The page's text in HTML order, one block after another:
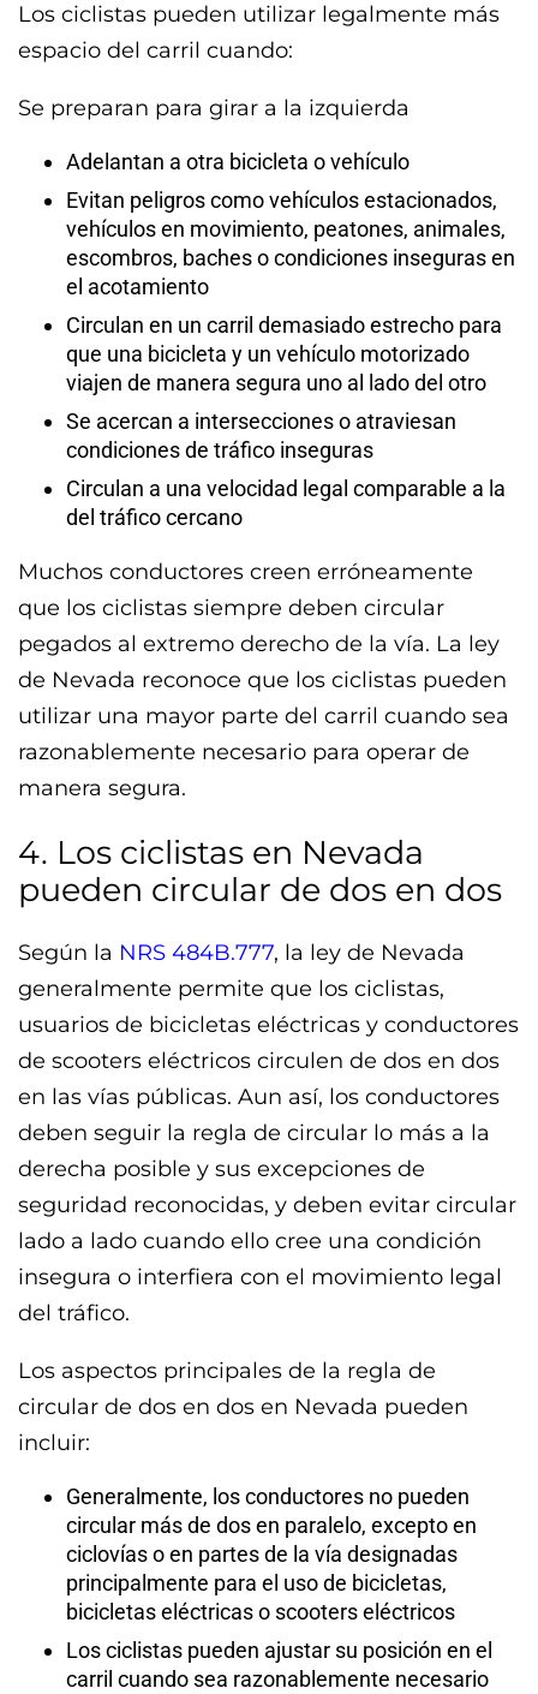
Los ciclistas pueden utilizar legalmente más
espacio del carril cuando:
Se preparan para girar a la izquierda
Adelantan a otra bicicleta o vehículo
Evitan peligros como vehículos estacionados,
vehículos en movimiento, peatones, animales,
escombros, baches o condiciones inseguras en
el acotamiento
Circulan en un carril demasiado estrecho para
que una bicicleta y un vehículo motorizado
viajen de manera segura uno al lado del otro
Se acercan a intersecciones o atraviesan
condiciones de tráfico inseguras
Circulan a una velocidad legal comparable a la
del tráfico cercano
Muchos conductores creen erróneamente
que los ciclistas siempre deben circular
pegados al extremo derecho de la vía. La ley
de Nevada reconoce que los ciclistas pueden
utilizar una mayor parte del carril cuando sea
razonablemente necesario para operar de
manera segura.
4. Los ciclistas en Nevada
pueden circular de dos en dos
Según la NRS 484B.777, la ley de Nevada
generalmente permite que los ciclistas,
usuarios de bicicletas eléctricas y conductores
de scooters eléctricos circulen de dos en dos
en las vías públicas. Aun así, los conductores
deben seguir la regla de circular lo más a la
derecha posible y sus excepciones de
seguridad reconocidas, y deben evitar circular
lado a lado cuando ello cree una condición
insegura o interfiera con el movimiento legal
del tráfico.
Los aspectos principales de la regla de
circular de dos en dos en Nevada pueden
incluir:
Generalmente, los conductores no pueden
circular más de dos en paralelo, excepto en
ciclovías o en partes de la vía designadas
principalmente para el uso de bicicletas,
bicicletas eléctricas o scooters eléctricos
Los ciclistas pueden ajustar su posición en el
carril cuando sea razonablemente necesario